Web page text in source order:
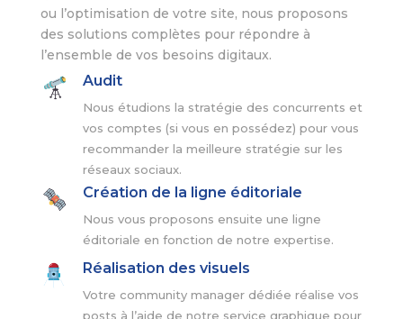
ou l’optimisation de votre site, nous proposons
des solutions complètes pour répondre à
l’ensemble de vos besoins digitaux.
Audit
Nous étudions la stratégie des concurrents et
vos comptes (si vous en possédez) pour vous
recommander la meilleure stratégie sur les
réseaux sociaux.
Création de la ligne éditoriale
Nous vous proposons ensuite une ligne
éditoriale en fonction de notre expertise.
Réalisation des visuels
Votre community manager dédiée réalise vos
posts à l’aide de notre service graphique pour